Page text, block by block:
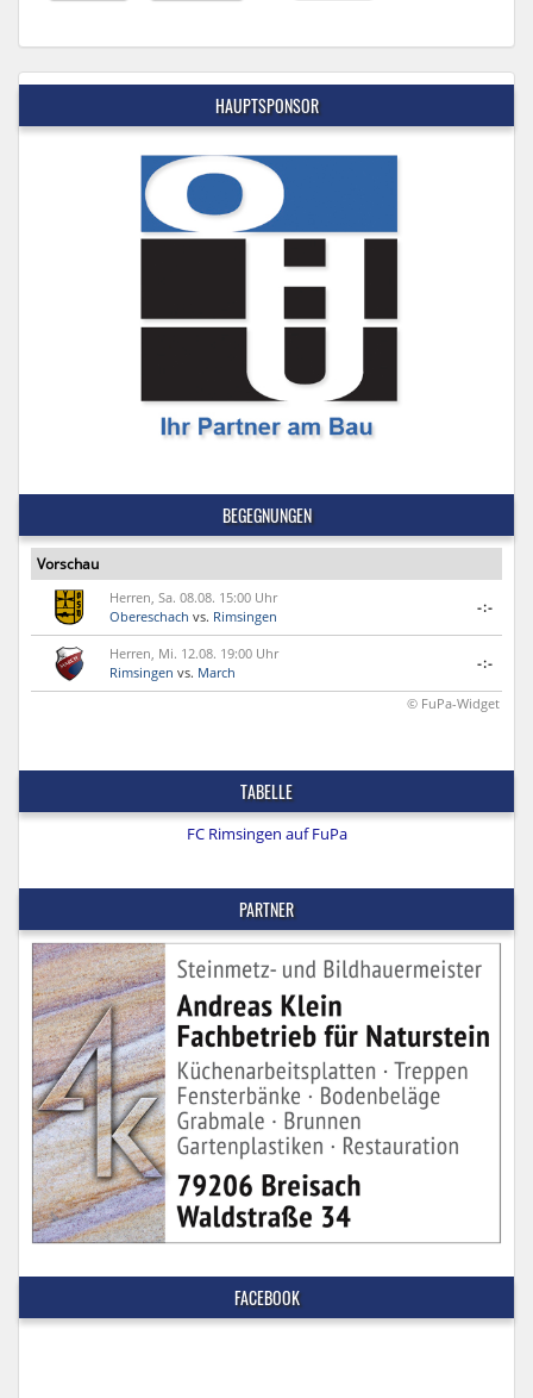
HAUPTSPONSOR
BEGEGNUNGEN
Vorschau
Herren, Sa. 08.08. 15:00 Uhr
Obereschach vs. Rimsingen
-:-
Herren, Mi. 12.08. 19:00 Uhr
Rimsingen vs. March
-:-
© FuPa-Widget
TABELLE
FC Rimsingen auf FuPa
PARTNER
FACEBOOK